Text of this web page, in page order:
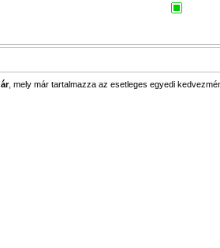
, mely már tartalmazza az esetleges egyedi